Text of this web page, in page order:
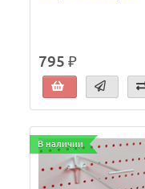
795 ₽
В наличии